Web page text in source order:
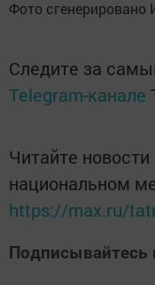
Фото сгенерировано
Следите за
Telegram-канале
Читайте новости
национальном
https://max.ru/
Подписывайтесь